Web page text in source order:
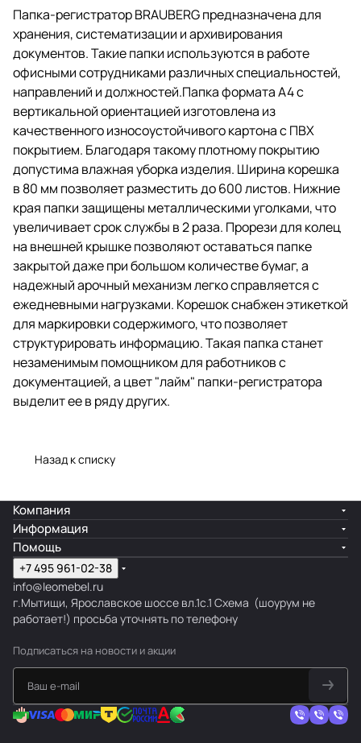
ПВХ покрытием. Благодаря
такому плотному покрытию
допустима влажная уборка
изделия. Ширина корешка в 80
мм позволяет разместить до
600 листов. Нижние края папки
защищены металлическими
уголками, что увеличивает срок
службы в 2 раза. Прорези для
колец на внешней крышке
позволяют оставаться папке
закрытой даже при большом
количестве бумаг, а надежный
арочный механизм легко
справляется с ежедневными
нагрузками. Корешок снабжен
этикеткой для маркировки
содержимого, что позволяет
структурировать информацию.
Такая папка станет
незаменимым помощником для
работников с документацией, а
цвет "лайм" папки-регистратора
выделит ее в ряду других.
Папка-регистратор BRAUBERG предназначена для
хранения, систематизации и архивирования
документов. Такие папки используются в работе
офисными сотрудниками различных специальностей,
направлений и должностей.Папка формата А4 с
вертикальной ориентацией изготовлена из
качественного износоустойчивого картона с ПВХ
покрытием. Благодаря такому плотному покрытию
допустима влажная уборка изделия. Ширина корешка
в 80 мм позволяет разместить до 600 листов. Нижние
края папки защищены металлическими уголками, что
увеличивает срок службы в 2 раза. Прорези для колец
на внешней крышке позволяют оставаться папке
закрытой даже при большом количестве бумаг, а
надежный арочный механизм легко справляется с
ежедневными нагрузками. Корешок снабжен этикеткой
для маркировки содержимого, что позволяет
структурировать информацию. Такая папка станет
незаменимым помощником для работников с
документацией, а цвет "лайм" папки-регистратора
выделит ее в ряду других.
Назад к списку
Компания
Информация
Помощь
+7 495 961-02-38
info@leomebel.ru
г.Мытищи, Ярославское шоссе вл.1с.1 Схема (шоурум не
работает!) просьба уточнять по телефону
Подписаться на новости и акции